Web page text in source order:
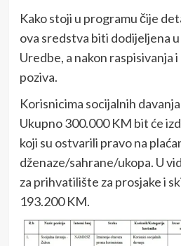
Kako stoji u programu čije
ova sredstva biti dodijeljena
Uredbe, a nakon raspisivanja
poziva.
Korisnicima socijalnih
Ukupno 300.000 KM bit će
koji su ostvarili pravo na
dženaze/sahrane/ukopa. U
za prihvatilište za prosjake i
193.200 KM.